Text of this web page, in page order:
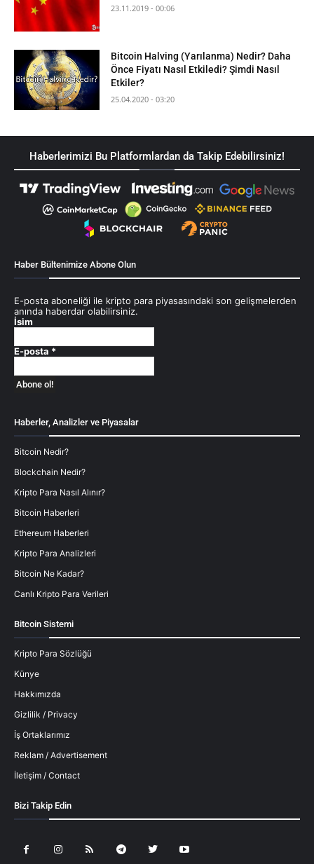
23.11.2019 - 00:06
Bitcoin Halving (Yarılanma) Nedir? Daha
Önce Fiyatı Nasıl Etkiledi? Şimdi Nasıl
Etkiler?
25.04.2020 - 03:20
Haberlerimizi Bu Platformlardan da Takip Edebilirsiniz!
Haber Bültenimize Abone Olun
E-posta aboneliği ile kripto para piyasasındaki son gelişmelerden
anında haberdar olabilirsiniz.
İsim
E-posta *
Haberler, Analizler ve Piyasalar
Bitcoin Nedir?
Blockchain Nedir?
Kripto Para Nasıl Alınır?
Bitcoin Haberleri
Ethereum Haberleri
Kripto Para Analizleri
Bitcoin Ne Kadar?
Canlı Kripto Para Verileri
Bitcoin Sistemi
Kripto Para Sözlüğü
Künye
Hakkımızda
Gizlilik / Privacy
İş Ortaklarımız
Reklam / Advertisement
İletişim / Contact
Bizi Takip Edin